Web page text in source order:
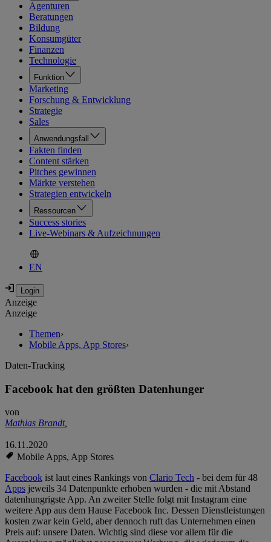
Agenturen
Beratungen
Bildung
Konsumgüter
Finanzen
Technologie
Funktion
Marketing
Forschung & Entwicklung
Strategie
Sales
Anwendungsfall
Fakten finden
Content stärken
Pitches gewinnen
Märkte verstehen
Strategien entwickeln
Ressourcen
Success stories
Live-Webinars & Aufzeichnungen
EN
Anzeige
Anzeige
Themen›
Mobile Apps, App Stores›
Daten-Tracking
Facebook hat den größten Datenhunger
von
Mathias Brandt,
16.11.2020
Mobile Apps, App Stores
Facebook ist laut eines Rankings von Clario Tech - bei dem für 48
Apps jeweils 34 Datenpunkte erhoben wurden - die mit Abstand
datenhungrigste App. An zweiter Stelle folgt mit Instagram eine
weitere App aus dem Hause Facebook Inc. Dessen Dienstleistungen
kosten zwar kein Geld, aber dennoch ruft das Unternehmen einen
Preis auf: unsere Daten. Wichtig sind diese vor allem für die